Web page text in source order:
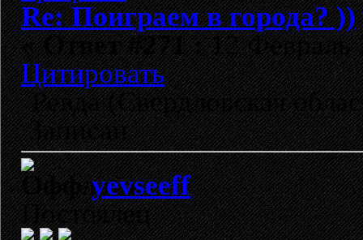
Re: Поиграем в города? ))
«Ответ #271 :12 Февраль
Цитировать
Ревда (Свердловская
Записан
yevseeff
Постоялец